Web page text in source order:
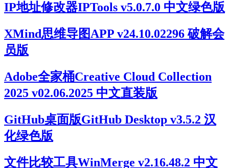
IP地址修改器IPTools v5.0.7.0 中文绿色版
XMind思维导图APP v24.10.02296 破解会
员版
Adobe全家桶Creative Cloud Collection
2025 v02.06.2025 中文直装版
GitHub桌面版GitHub Desktop v3.5.2 汉
化绿色版
文件比较工具WinMerge v2.16.48.2 中文